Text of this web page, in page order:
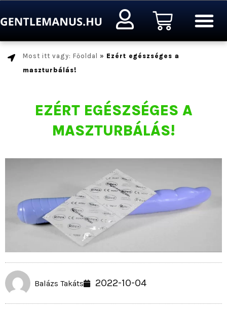
a
Kosár
Most itt vagy: Főoldal » Ezért egészséges a
maszturbálás!
EZÉRT EGÉSZSÉGES A
MASZTURBÁLÁS!
Balázs Takáts 2022-10-04